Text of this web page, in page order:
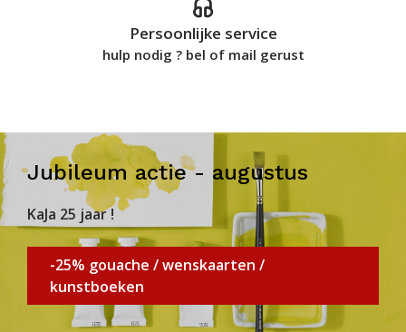
Persoonlijke service
hulp nodig ? bel of mail gerust
Jubileum actie - augustus
KaJa 25 jaar !
-25% gouache / wenskaarten /
kunstboeken